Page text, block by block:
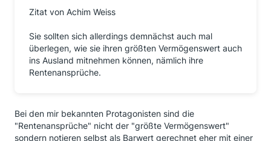
Zitat von Achim Weiss
Sie sollten sich allerdings demnächst auch mal
überlegen, wie sie ihren größten Vermögenswert auch
ins Ausland mitnehmen können, nämlich ihre
Rentenansprüche.
Bei den mir bekannten Protagonisten sind die
"Rentenansprüche" nicht der "größte Vermögenswert"
sondern notieren selbst als Barwert gerechnet eher mit einer